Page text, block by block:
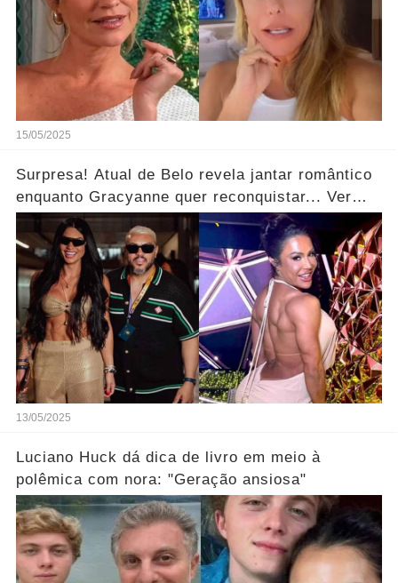
15/05/2025
Surpresa! Atual de Belo revela jantar romântico
enquanto Gracyanne quer reconquistar... Ver
mais
13/05/2025
Luciano Huck dá dica de livro em meio à
polêmica com nora: "Geração ansiosa"